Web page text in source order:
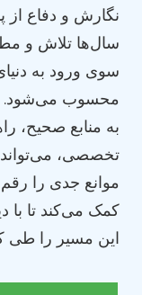
نگارش و دفاع از
سال‌ها تلاش و
سوی ورود به
محسوب می‌شود.
به منابع صحیح،
تخصصی، می‌تواند
موانع جدی را رقم
کمک می‌کند تا با
این مسیر را طی